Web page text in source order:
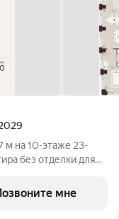
м на 10-этаже 23-
без отделки для
мне